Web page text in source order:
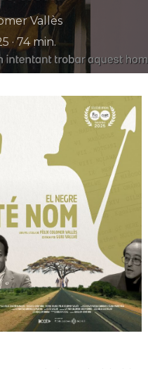
Vallès
· 74 min.